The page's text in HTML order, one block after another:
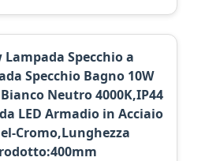
Specchio a
Specchio Bagno 10W
Neutro 4000K,IP44
LED Armadio in Acciaio
Cromo,Lunghezza